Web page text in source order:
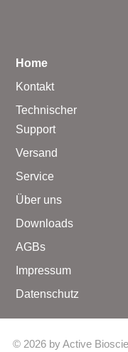
Home
Kontakt
Technischer
Support
Versand
Service
Über uns
Downloads
AGBs
Impressum
Datenschutz
© 2026 by Active